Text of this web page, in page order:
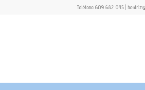
Teléfono 609 682 045 |